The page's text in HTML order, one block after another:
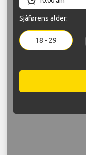
Sjåførens alder:
18 - 29